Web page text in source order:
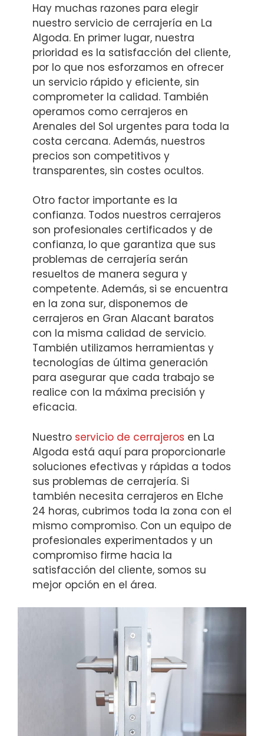
Hay muchas razones para elegir
nuestro servicio de cerrajería en La
Algoda. En primer lugar, nuestra
prioridad es la satisfacción del cliente,
por lo que nos esforzamos en ofrecer
un servicio rápido y eficiente, sin
comprometer la calidad. También
operamos como cerrajeros en
Arenales del Sol urgentes para toda la
costa cercana. Además, nuestros
precios son competitivos y
transparentes, sin costes ocultos.
Otro factor importante es la
confianza. Todos nuestros cerrajeros
son profesionales certificados y de
confianza, lo que garantiza que sus
problemas de cerrajería serán
resueltos de manera segura y
competente. Además, si se encuentra
en la zona sur, disponemos de
cerrajeros en Gran Alacant baratos
con la misma calidad de servicio.
También utilizamos herramientas y
tecnologías de última generación
para asegurar que cada trabajo se
realice con la máxima precisión y
eficacia.
Nuestro servicio de cerrajeros en La
Algoda está aquí para proporcionarle
soluciones efectivas y rápidas a todos
sus problemas de cerrajería. Si
también necesita cerrajeros en Elche
24 horas, cubrimos toda la zona con el
mismo compromiso. Con un equipo de
profesionales experimentados y un
compromiso firme hacia la
satisfacción del cliente, somos su
mejor opción en el área.